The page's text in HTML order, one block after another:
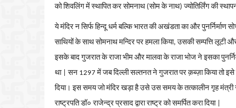
को शिवलिंग में स्थापित कर सोमनाथ (सोम के नाथ)ज्योतिर्लिंग की
ये मंदिर न सिर्फ हिन्दू धर्म बल्कि भारत की अखंडता का और पुनर्निर्माण
साथियों के साथ सोमनाथ मन्दिर पर हमला किया,उसकी सम्पत्ति लूटी
इसके बाद गुजरात के राजा भीम और मालवा के राजा भोज ने इसका
था|सन 1297में जब दिल्ली सल्तनत ने गुजरात पर क़ब्ज़ा किया तो इसे
दिया। इस समय जो मंदिर खड़ा है उसे उस समय के तत्कालीन गृह मंत्री
राष्ट्रपति डॉ० राजेन्द्र प्रसाद द्वारा राष्ट्र को समर्पित करा दिया |